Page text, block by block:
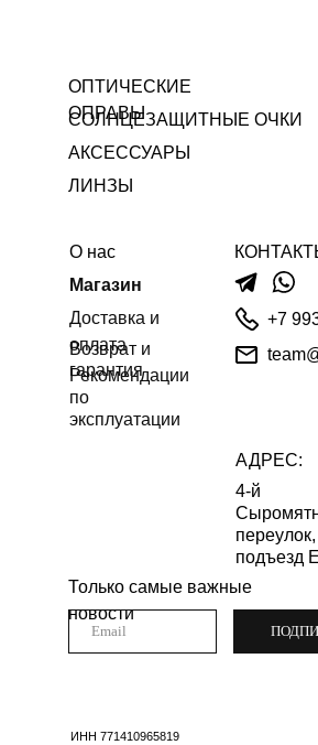
ОПТИЧЕСКИЕ
ОПРАВЫ
СОЛНЦЕЗАЩИТНЫЕ ОЧКИ
+7
Только самые важные
новости
4-й
подъезд
АДРЕС:
Магазин
ИНН 771410965819
О нас
Рекомендации
по
эксплуатации
Доставка и
оплата
Возврат и
гарантия
ЛИНЗЫ
АКСЕССУАРЫ